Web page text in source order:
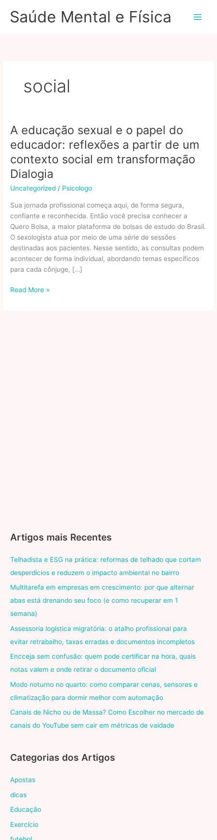
paraSaúde Mental e Física
social
A educação sexual e o papel do
educador: reflexões a partir de um
contexto social em transformação
Dialogia
Uncategorized / Psicologo
Sua jornada profissional começa aqui, de forma segura,
confiante e reconhecida. Então você precisa conhecer a
Quero Bolsa, a maior plataforma de bolsas de estudo do Brasil.
O sexologista atua por meio de uma série de sessões
destinadas aos pacientes. Nesse sentido, as consultas podem
acontecer de forma individual, abordando temas específicos
para cada cônjuge, […]
A
Read More »
Artigos mais Recentes
Telhadista e ESG na prática: reformas de telhado que cortam
desperdícios e reduzem o impacto ambiental no bairro
Multitarefa em empresas em crescimento: por que alternar
abas está drenando seu foco (e como recuperar em 1
semana)
Assessoria logística migratória: o atalho profissional para
evitar retrabalho, taxas erradas e documentos incompletos
Encceja sem confusão: quem pode certificar na hora, quais
notas valem e onde retirar o documento oficial
Modo noturno no quarto: como comparar cenas, sensores e
climatização para dormir melhor com automação
Canais de Nicho ou de Massa? Como Escolher no mercado de
canais do YouTube sem cair em métricas de vaidade
Categorias dos Artigos
Apostas
dicas
Educação
Exercício